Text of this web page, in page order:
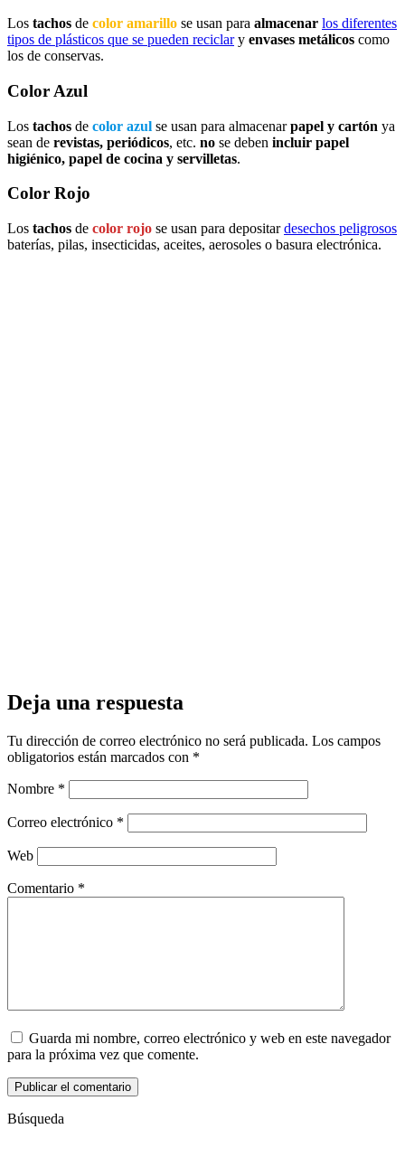
Los tachos de color amarillo se usan para almacenar los diferentes
tipos de plásticos que se pueden reciclary envases metálicos como
los de conservas.
Color Azul
Los tachos de color azul se usan para almacenarpapel y cartón ya
sean de revistas, periódicos, etc. no se deben incluir papel
higiénico, papel de cocina y servilletas.
Color Rojo
Los tachos de color rojo se usan para depositardesechos peligrosos
baterías, pilas, insecticidas, aceites, aerosoles o basura electrónica.
Deja una respuesta
Tu dirección de correo electrónico no será publicada. Los campos
obligatorios están marcados con *
Nombre *
Correo electrónico *
Web
Comentario *
Guarda mi nombre, correo electrónico y web en este navegador
para la próxima vez que comente.
Búsqueda